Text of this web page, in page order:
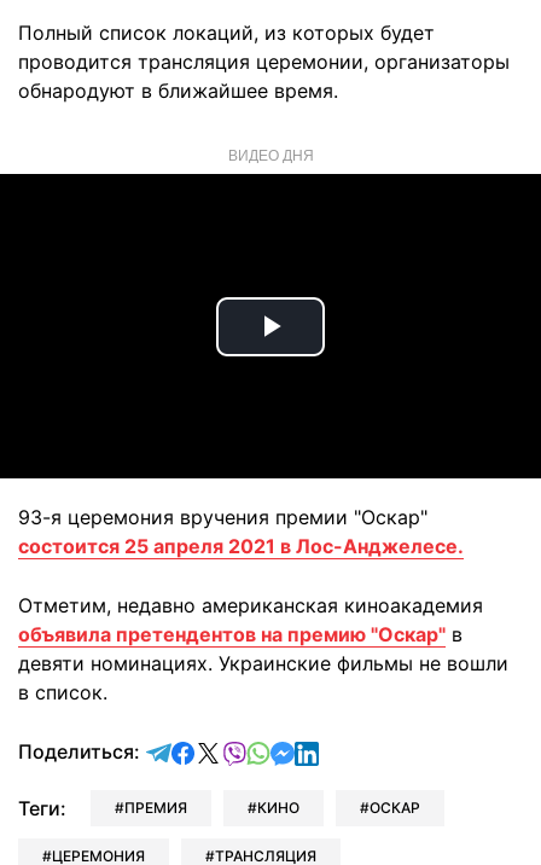
Полный список локаций, из которых будет
проводится трансляция церемонии, организаторы
обнародуют в ближайшее время.
ВИДЕО ДНЯ
Play
93-я церемония вручения премии "Оскар"
состоится 25 апреля 2021 в Лос-Анджелесе.
Отметим, недавно американская киноакадемия
объявила претендентов на премию "Оскар" в
девяти номинациях. Украинские фильмы не вошли
в список.
Поделиться: отправить в Telegram
поделиться в Facebook
поделиться в X
отправить в Viber
отправить в Whatsapp
отправить в Messenger
отправить в LinkedIn
Теги: ПРЕМИЯ КИНО ОСКАР
ЦЕРЕМОНИЯ ТРАНСЛЯЦИЯ